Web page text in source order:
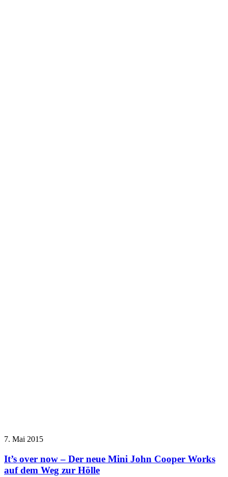
7. Mai 2015
It’s over now – Der neue Mini John Cooper Works
auf dem Weg zur Hölle